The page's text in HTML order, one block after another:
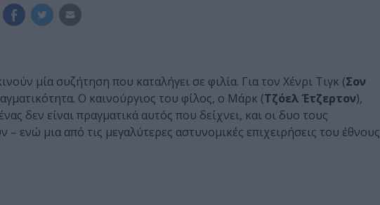
μία συζήτηση που καταλήγει σε φιλία. Για τον Χένρι Τιγκ (Σον
Ο καινούργιος του φίλος, ο Μάρκ (Τζόελ Έτζερτον),
δεν είναι πραγματικά αυτός που δείχνει, και οι δυο τους
ενώ μια από τις μεγαλύτερες αστυνομικές επιχειρήσεις του έθνους